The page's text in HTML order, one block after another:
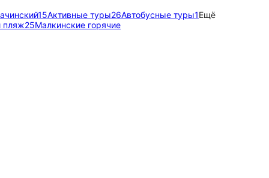
15Активные туры26Автобусные туры1Ещё
пляж25Малкинские горячие